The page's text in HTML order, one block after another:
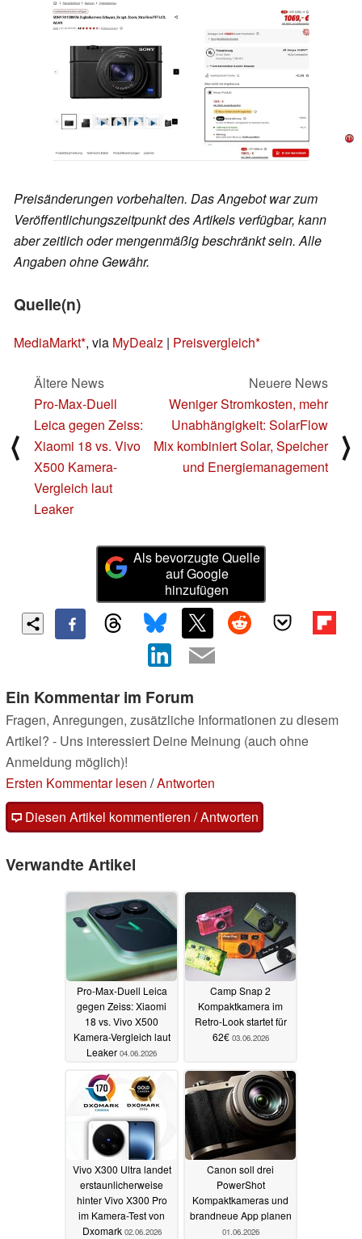
Preisänderungen vorbehalten. Das Angebot war zum
Veröffentlichungszeitpunkt des Artikels verfügbar, kann
aber zeitlich oder mengenmäßig beschränkt sein. Alle
Angaben ohne Gewähr.
Quelle(n)
MediaMarkt , via MyDealz | Preisvergleich
⟨
Ältere News
Pro-Max-Duell
Leica gegen Zeiss:
Xiaomi 18 vs. Vivo
X500 Kamera-
Vergleich laut
Leaker
Neuere News
Weniger Stromkosten, mehr
Unabhängigkeit: SolarFlow
Mix kombiniert Solar, Speicher
und Energiemanagement
⟩
Als bevorzugte Quelle
auf Google
hinzufügen
Ein Kommentar im Forum
Fragen, Anregungen, zusätzliche Informationen zu diesem
Artikel? - Uns interessiert Deine Meinung (auch ohne
Anmeldung möglich)!
Ersten Kommentar lesen /Antworten
Diesen Artikel kommentieren / Antworten
Verwandte Artikel
Pro-Max-Duell Leica
gegen Zeiss: Xiaomi
18 vs. Vivo X500
Kamera-Vergleich laut
Leaker 04.06.2026
Camp Snap 2
Kompaktkamera im
Retro-Look startet für
62€ 03.06.2026
Vivo X300 Ultra landet
erstaunlicherweise
hinter Vivo X300 Pro
im Kamera-Test von
Dxomark 02.06.2026
Canon soll drei
PowerShot
Kompaktkameras und
brandneue App planen
01.06.2026